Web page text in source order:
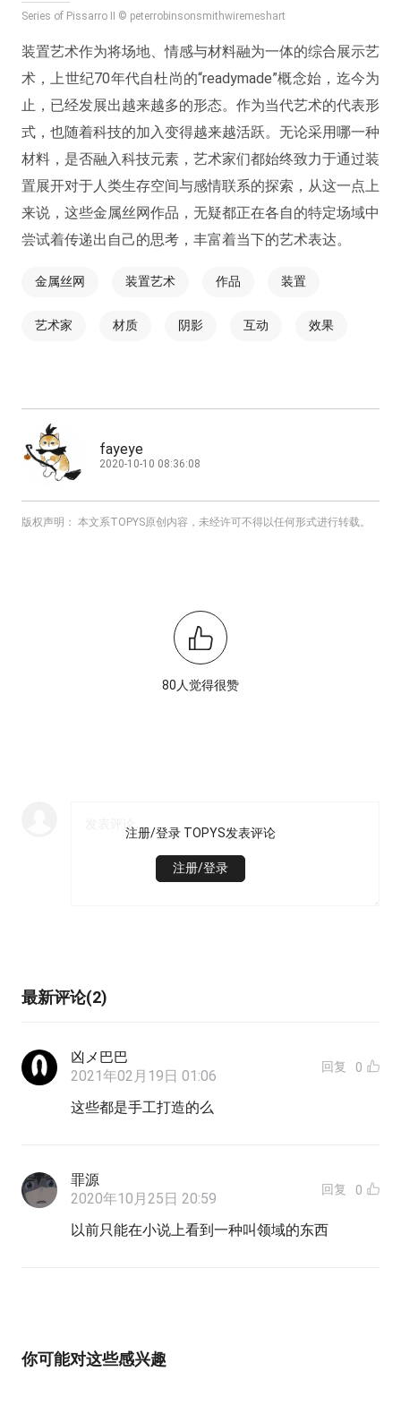
Series of Pissarro II © peterrobinsonsmithwiremeshart
装置艺术作为将场地、情感与材料融为一体的综合展示艺
术，上世纪70年代自杜尚的“readymade”概念始，迄今为
止，已经发展出越来越多的形态。作为当代艺术的代表形
式，也随着科技的加入变得越来越活跃。无论采用哪一种
材料，是否融入科技元素，艺术家们都始终致力于通过装
置展开对于人类生存空间与感情联系的探索，从这一点上
来说，这些金属丝网作品，无疑都正在各自的特定场域中
尝试着传递出自己的思考，丰富着当下的艺术表达。
金属丝网 装置艺术 作品 装置
艺术家 材质 阴影 互动 效果
fayeye
2020-10-10 08:36:08
版权声明： 本文系TOPYS原创内容，未经许可不得以任何形式进行转载。
80人觉得很赞
注册/登录 TOPYS发表评论
注册/登录
最新评论(2)
凶メ巴巴
2021年02月19日 01:06
回复 0
这些都是手工打造的么
罪源
2020年10月25日 20:59
回复 0
以前只能在小说上看到一种叫领域的东西
你可能对这些感兴趣